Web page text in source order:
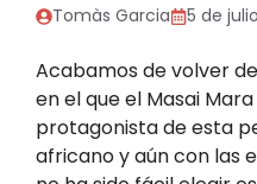
Tomàs Garcia 5 de
Acabamos de volver
en el que el Masai
protagonista de esta
africano y aún con las